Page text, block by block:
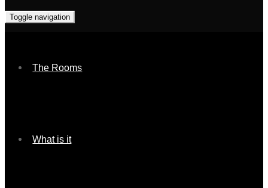
Toggle navigation
The Rooms
What is it